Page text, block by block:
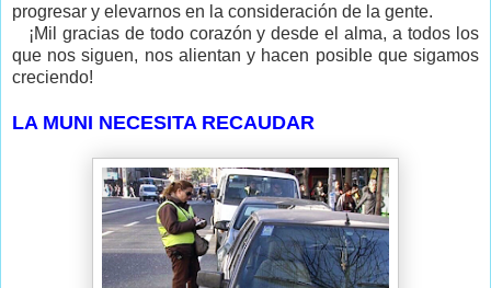
progresar y elevarnos en la consideración de la gente.
¡Mil gracias de todo corazón y desde el alma, a todos los
que nos siguen, nos alientan y hacen posible que sigamos
creciendo!
LA MUNI NECESITA RECAUDAR